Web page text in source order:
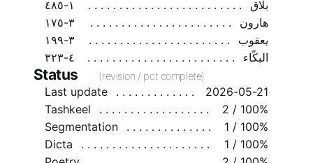
بلاق
١-٤٨٥
هارون
٣-١٧٥
يعقوب
٣-١٩٩
البكّاء
٤-٣٢٣
Status (revision / pct complete)
Last update
2026-05-21
Tashkeel
2 / 100%
Segmentation
1 / 100%
Dicta
1 / 100%